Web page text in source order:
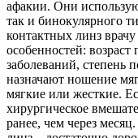
афакии. Они
так и бинокулярного
контактных линз
особенностей:
заболеваний, степень
назначают ношение
мягкие или жесткие.
хирургическое
ранее, чем через